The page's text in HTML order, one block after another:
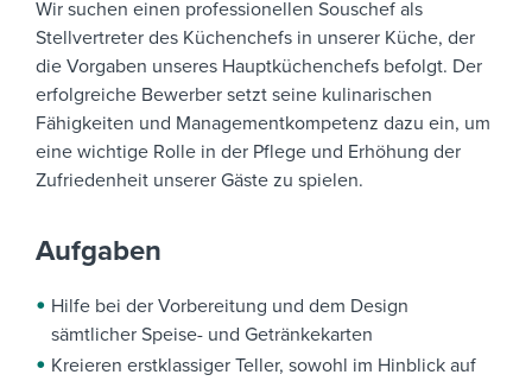
Wir suchen einen professionellen Souschef als
Stellvertreter des Küchenchefs in unserer Küche, der
die Vorgaben unseres Hauptküchenchefs befolgt. Der
erfolgreiche Bewerber setzt seine kulinarischen
Fähigkeiten und Managementkompetenz dazu ein, um
eine wichtige Rolle in der Pflege und Erhöhung der
Zufriedenheit unserer Gäste zu spielen.
Aufgaben
Hilfe bei der Vorbereitung und dem Design
sämtlicher Speise- und Getränkekarten
Kreieren erstklassiger Teller, sowohl im Hinblick auf